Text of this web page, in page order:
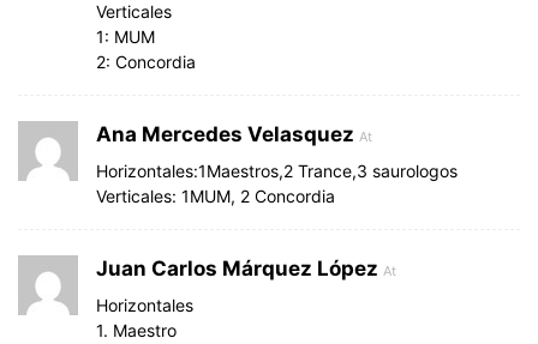
Verticales
1: MUM
2: Concordia
Ana Mercedes Velasquez At
Horizontales:1Maestros,2 Trance,3 saurologos
Verticales: 1MUM, 2 Concordia
Juan Carlos Márquez López At
Horizontales
1. Maestro